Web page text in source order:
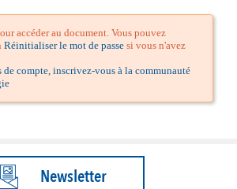
accéder au document. Vous pouvez
Réinitialiser le mot de passesi vous n'avez
de compte, inscrivez-vous à la communauté
Newsletter